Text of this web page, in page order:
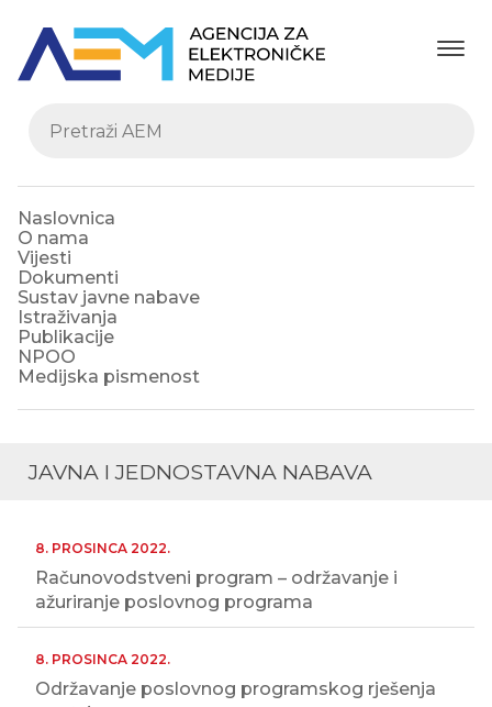
Naslovnica
O nama
Vijesti
Dokumenti
Sustav javne nabave
Istraživanja
Publikacije
NPOO
Medijska pismenost
JAVNA I JEDNOSTAVNA NABAVA
8. PROSINCA 2022.
Računovodstveni program – održavanje i
ažuriranje poslovnog programa
8. PROSINCA 2022.
Održavanje poslovnog programskog rješenja